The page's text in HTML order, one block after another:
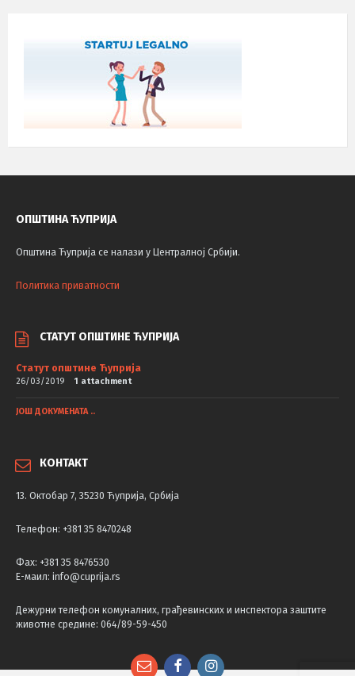
ОПШТИНА ЋУПРИЈА
Општина Ћуприја се налази у Централној Србији.
Политика приватности
СТАТУТ ОПШТИНЕ ЋУПРИЈА
Статут општине Ћуприја
26/03/2019 1 attachment
ЈОШ ДОКУМЕНАТА ..
КОНТАКТ
13. Октобар 7, 35230 Ћуприја, Србија
Телефон: +381 35 8470248
Фаx: +381 35 8476530
Е-маил: info@cuprija.rs
Дежурни телефон комуналних, грађевинских и инспектора заштите
животне средине: 064/89-59-450